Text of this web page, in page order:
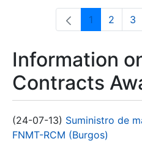
Page
1 Page
2 3
Information
Contracts
(24-07-13) Suministro de
FNMT-RCM (Burgos)